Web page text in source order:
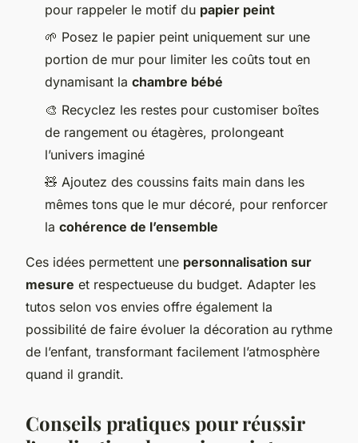
pour rappeler le motif du papier peint
🌱 Posez le papier peint uniquement sur une
portion de mur pour limiter les coûts tout en
dynamisant la chambre bébé
🎨 Recyclez les restes pour customiser boîtes
de rangement ou étagères, prolongeant
l’univers imaginé
🧸 Ajoutez des coussins faits main dans les
mêmes tons que le mur décoré, pour renforcer
la cohérence de l’ensemble
Ces idées permettent une personnalisation sur
mesure et respectueuse du budget. Adapter les
tutos selon vos envies offre également la
possibilité de faire évoluer la décoration au rythme
de l’enfant, transformant facilement l’atmosphère
quand il grandit.
Conseils pratiques pour réussir